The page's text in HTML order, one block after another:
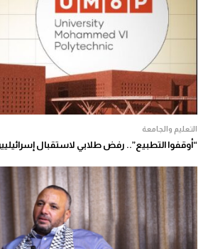
التعليم والجامعة
“أوقفوا التطبيع”.. رفض طلابي لاستقبال